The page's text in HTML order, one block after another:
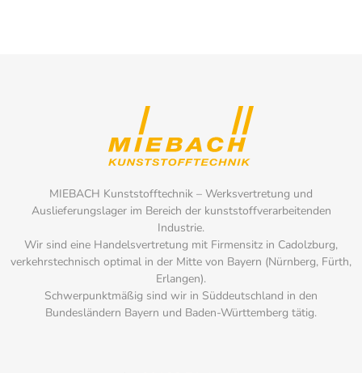
MIEBACH Kunststofftechnik – Werksvertretung und
Auslieferungslager im Bereich der kunststoffverarbeitenden
Industrie.
Wir sind eine Handelsvertretung mit Firmensitz in Cadolzburg,
verkehrstechnisch optimal in der Mitte von Bayern (Nürnberg, Fürth,
Erlangen).
Schwerpunktmäßig sind wir in Süddeutschland in den
Bundesländern Bayern und Baden-Württemberg tätig.